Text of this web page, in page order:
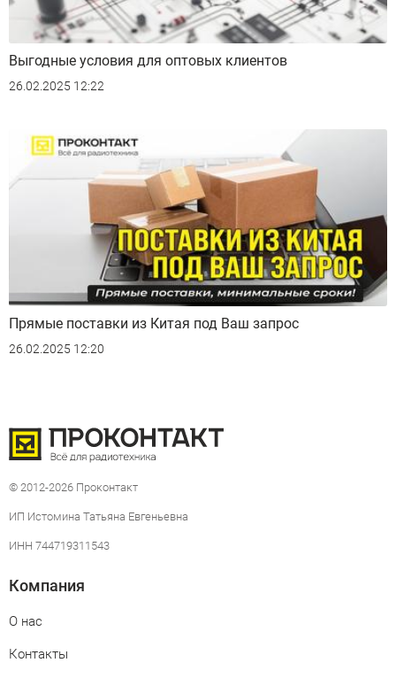
Выгодные условия для оптовых клиентов
26.02.2025 12:22
Прямые поставки из Китая под Ваш запрос
26.02.2025 12:20
© 2012-2026 Проконтакт
ИП Истомина Татьяна Евгеньевна
ИНН 744719311543
Компания
О нас
Контакты